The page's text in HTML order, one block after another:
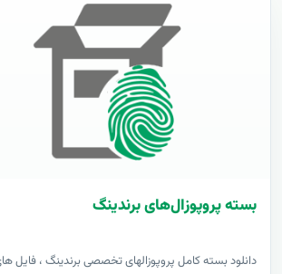
بسته پروپوزال‌های برندینگ
دانلود بسته کامل پروپوزالهای تخصصی برندینگ ، فایل